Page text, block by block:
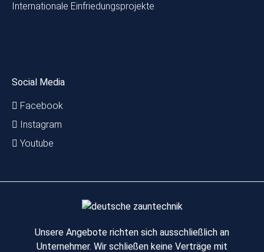
Internationale Einfriedungsprojekte
Social Media
Facebook
Instagram
Youtube
Unsere Angebote richten sich ausschließlich an
Unternehmer. Wir schließen keine Verträge mit